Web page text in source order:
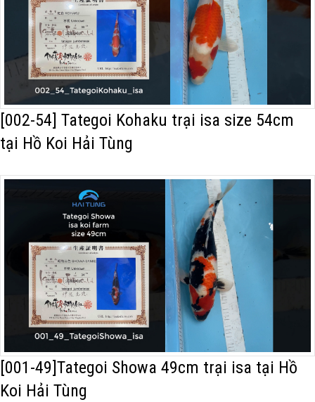
[002-54] Tategoi Kohaku trại isa size 54cm
tại Hồ Koi Hải Tùng
[001-49]Tategoi Showa 49cm trại isa tại Hồ
Koi Hải Tùng